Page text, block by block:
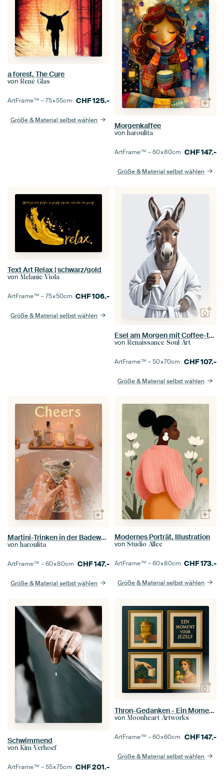
a forest, The Cure
von René Glas
ArtFrame™ –75×55cm CHF125.-
Größe & Material selbst wählen
Morgenkaffee
von haroulita
ArtFrame™ –60×80cm CHF147.-
Größe & Material selbst wählen
Text Art Relax | schwarz/gold
von Melanie Viola
ArtFrame™ –75×50cm CHF106.-
Größe & Material selbst wählen
Esel am Morgen mit Coffee-to-go
von Renaissance Soul Art
ArtFrame™ –50×70cm CHF107.-
Größe & Material selbst wählen
Martini-Trinken in der Badewanne
von haroulita
ArtFrame™ –60×80cm CHF147.-
Größe & Material selbst wählen
Modernes Porträt, Illustration
von Studio Allee
ArtFrame™ –60×80cm CHF173.-
Größe & Material selbst wählen
Schwimmend
von Kim Verhoef
ArtFrame™ –55×75cm CHF201.-
Thron-Gedanken - Ein Moment für sich selbst
von Moonheart Artworks
ArtFrame™ –60×60cm CHF147.-
Größe & Material selbst wählen